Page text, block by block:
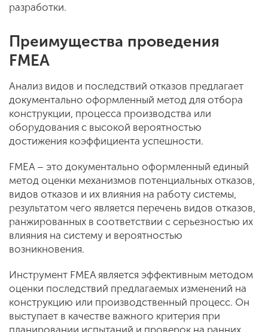
разработки.
Преимущества проведения
FMEA
Анализ видов и последствий отказов предлагает
документально оформленный метод для отбора
конструкции, процесса производства или
оборудования с высокой вероятностью
достижения коэффициента успешности.
FMEA – это документально оформленный единый
метод оценки механизмов потенциальных отказов,
видов отказов и их влияния на работу системы,
результатом чего является перечень видов отказов,
ранжированных в соответствии с серьезностью их
влияния на систему и вероятностью
возникновения.
Инструмент FMEA является эффективным методом
оценки последствий предлагаемых изменений на
конструкцию или производственный процесс. Он
выступает в качестве важного критерия при
планировании испытаний и проверок на ранних